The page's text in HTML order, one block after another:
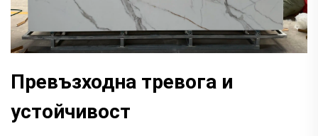
Превъзходна тревога и
устойчивост